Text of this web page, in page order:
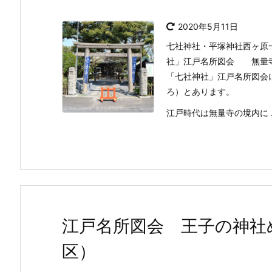
2020年5月11日
七社神社・平塚神社西ヶ
社」江戸名所図会 無量
「七社神社」江戸名所
ろ）とあります。
江戸時代は無量寺の境内に
江戸名所図会 王子の神社
区）